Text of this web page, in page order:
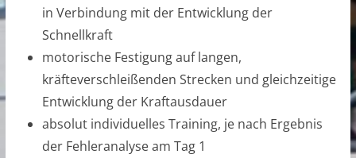
in Verbindung mit der Entwicklung der
Schnellkraft
motorische Festigung auf langen,
kräfteverschleißenden Strecken und gleichzeitige
Entwicklung der Kraftausdauer
absolut individuelles Training, je nach Ergebnis
der Fehleranalyse am Tag 1